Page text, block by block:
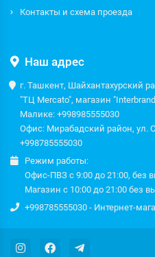
Контакты и схема проезда
Наш адрес
г. Ташкент, Шайхантахурский
"ТЦ Mercato", магазин
Малике: +998985555030
Офис: Мирабадский район, ул.
+998785555030
Режим работы:
Офис-ПВЗ с 9:00 до 21:00, без
Магазин с 10:00 до 21:00 без
+998785555030 - Интернет-